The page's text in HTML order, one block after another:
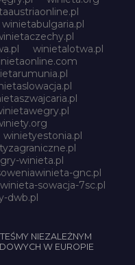
winietabulgaria.pl
winietalotwa.pl
winietyestonia.pl
winieta.pl
gnc.pl
sowacja-7sc.pl
dwb.pl
NIEZALEŻNYM
W EUROPIE